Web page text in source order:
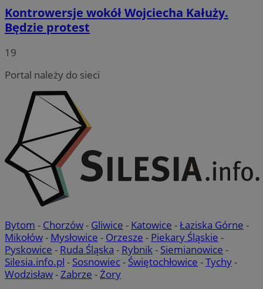
Kontrowersje wokół Wojciecha Kałuży.
Będzie protest
19
Portal należy do sieci
Bytom - Chorzów- Gliwice - Katowice -Łaziska Górne -
Mikołów- Mysłowice - Orzesze - Piekary Śląskie -
Pyskowice - Ruda Śląska - Rybnik- Siemianowice -
Silesia.info.pl - Sosnowiec- Świętochłowice -Tychy-
Wodzisław-Zabrze -Żory